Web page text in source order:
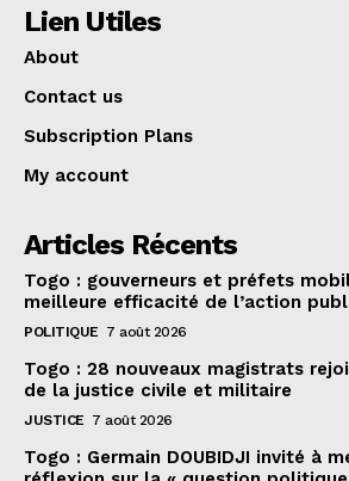
Lien Utiles
About
Contact us
Subscription Plans
My account
Articles Récents
Togo : gouverneurs et préfets
meilleure efficacité de l’action
POLITIQUE 7 août 2026
Togo : 28 nouveaux magistrats
de la justice civile et militaire
JUSTICE 7 août 2026
Togo : Germain DOUBIDJI invité à